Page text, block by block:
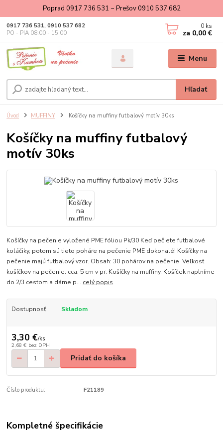
Poprad 0917 736 531 ~ Prešov 0910 537 682
Menu
Hľadať
0917 736 531, 0910 537 682
PO - PIA 08:00 - 15:00
0 ks
za 0,00 €
Úvod MUFFINY Košíčky na muffiny futbalový motív 30ks
Košíčky na muffiny futbalový
motív 30ks
Košíčky na pečenie vyložené PME fóliou Pk/30 Keď pečiete futbalové
koláčiky, potom sú tieto poháre na pečenie PME dokonalé! Košíčky na
pečenie majú futbalový vzor. Obsah: 30 pohárov na pečenie. Veľkosť
košíčkov na pečenie: cca. 5 cm v pr. Košíčky na muffiny. Košíček naplníme
do 2/3 cestom a dáme p... celý popis
Dostupnosť Skladom
3,30 €/ks
2,68 € bez DPH
Pridať do košíka
Číslo produktu: F21189
Kompletné špecifikácie